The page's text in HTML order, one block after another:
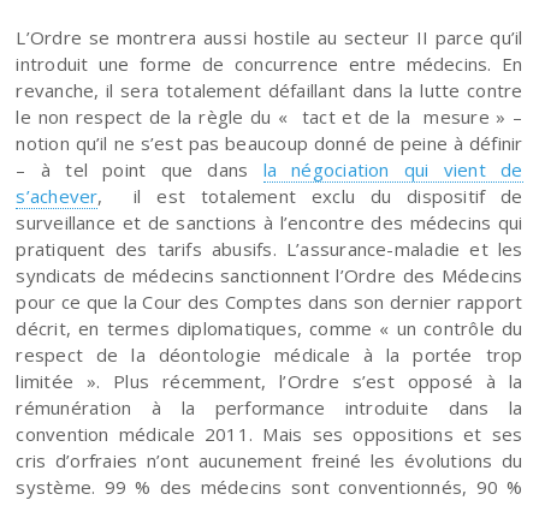
L’Ordre se montrera aussi hostile au secteur II parce qu’il
introduit une forme de concurrence entre médecins. En
revanche, il sera totalement défaillant dans la lutte contre
le non respect de la règle du « tact et de la mesure » –
notion qu’il ne s’est pas beaucoup donné de peine à définir
– à tel point que dans la négociation qui vient de
s’achever, il est totalement exclu du dispositif de
surveillance et de sanctions à l’encontre des médecins qui
pratiquent des tarifs abusifs. L’assurance-maladie et les
syndicats de médecins sanctionnent l’Ordre des Médecins
pour ce que la Cour des Comptes dans son dernier rapport
décrit, en termes diplomatiques, comme « un contrôle du
respect de la déontologie médicale à la portée trop
limitée ». Plus récemment, l’Ordre s’est opposé à la
rémunération à la performance introduite dans la
convention médicale 2011. Mais ses oppositions et ses
cris d’orfraies n’ont aucunement freiné les évolutions du
système. 99 % des médecins sont conventionnés, 90 %